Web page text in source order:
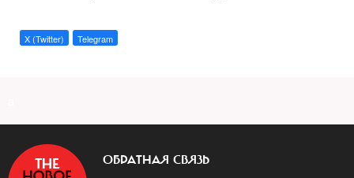
X (Twitter) Telegram
ОБРАТНАЯ СВЯЗЬ